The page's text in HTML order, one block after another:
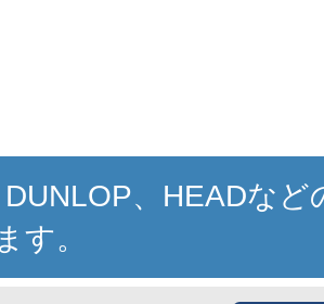
、HEADなど
す。